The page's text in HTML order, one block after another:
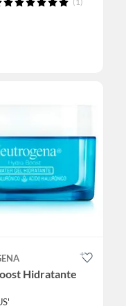
Hidratante